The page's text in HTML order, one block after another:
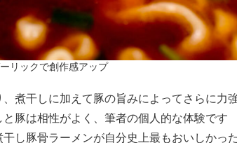
リックで創作感アップ
煮干しに加えて豚の旨みによってさらに力
豚は相性がよく、筆者の個人的な体験です
し豚骨ラーメンが自分史上最もおいしかった